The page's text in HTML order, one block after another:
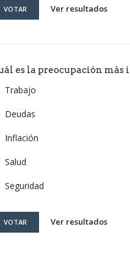
VOTAR Ver resultados
es la preocupación
Trabajo
Deudas
Inflación
Salud
Seguridad
VOTAR Ver resultados